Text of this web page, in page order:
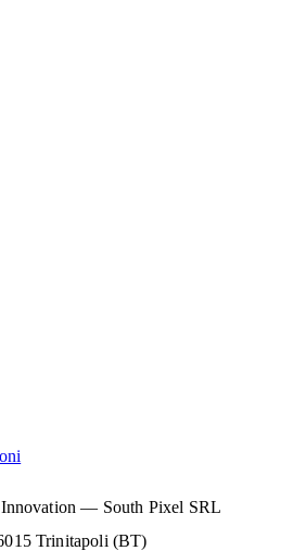
— South Pixel SRL
Trinitapoli (BT)